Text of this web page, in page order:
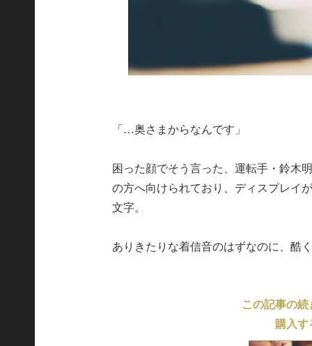
「…奥さまからなんです」
困った顔でそう言った、運転手・鈴木
の方へ向けられており、ディスプレイ
文字。
ありきたりな着信音のはずなのに、酷
この記事の
購入